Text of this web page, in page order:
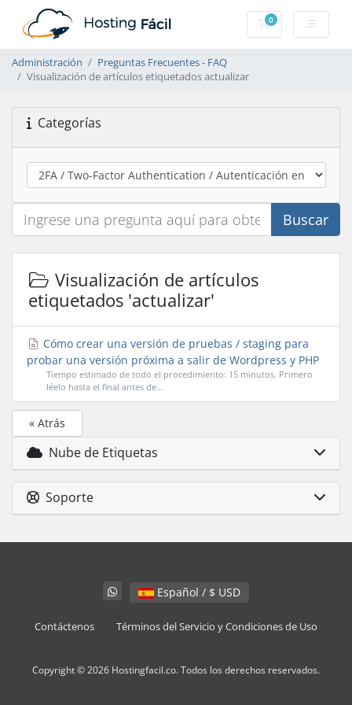
0Carro de Pedidos
Administración
Preguntas Frecuentes - FAQ
Visualización de artículos etiquetados actualizar
Categorías
Buscar
Visualización de artículos
etiquetados 'actualizar'
Cómo crear una versión de pruebas / staging para
probar una versión próxima a salir de Wordpress y PHP
Tiempo estimado de todo el procedimiento: 15 minutos. Primero
léelo hasta el final antes de...
« Atrás
Nube de Etiquetas
Soporte
Español / $ USD
Contáctenos Términos del Servicio y Condiciones de Uso
Copyright © 2026 Hostingfacil.co. Todos los derechos reservados.